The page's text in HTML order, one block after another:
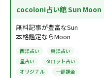
cocoloni占い館 Sun Moon
無料記事が豊富なSun
本格鑑定ならMoon
西洋占い
東洋占い
星占い
タロット占い
オリジナル
一部課金